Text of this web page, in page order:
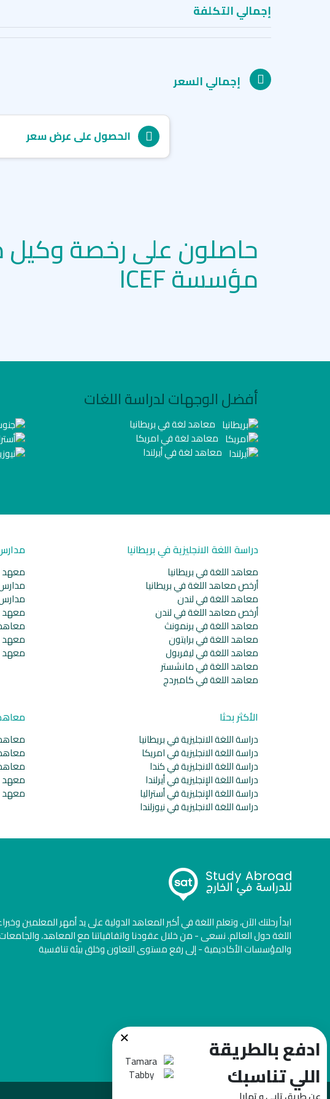
إجمالي التكلفة
إجمالي السعر
الحصول على عرض سعر
حاصلون على رخصة
مؤسسة ICEF
أفضل الوجهات لدراسة اللغات
معاهد لغة في بريطانيا
معاهد لغة في امريكا
معاهد لغة في أيرلندا
دراسة اللغة الانجليزية في بريطانيا
معاهد اللغة في بريطانيا
أرخص معاهد اللغة في بريطانيا
معاهد اللغة في لندن
أرخص معاهد اللغة في لندن
معاهد اللغة في برنمونث
معاهد اللغة في برايتون
معاهد اللغة في ليفربول
معاهد اللغة في مانشستر
معاهد اللغة في كامبردج
معهد
معهد ELS حول العالم
معهد
معهد
الأكثر بحثا
دراسة اللغة الانجليزية في بريطانيا
دراسة اللغة الانجليزية في امريكا
دراسة اللغة الانجليزية في كندا
دراسة اللغة الإنجليزية في أيرلندا
دراسة اللغة الإنجليزية في أستراليا
دراسة اللغة الانجليزية في نيوزلندا
معاهد
معهد
معهد
ابدأ رحلتك الآن، وتعلم اللغة في أكبر المعاهد الدولية على يد أمهر المعلمين
اللغة حول العالم. نسعى - من خلال عقودنا واتفاقياتنا مع المعاهد،
والمؤسسات الأكاديمية - إلى رفع مستوى التعاون وخلق بيئة تنافسية
×
ادفع بالطريقة
اللي تناسبك